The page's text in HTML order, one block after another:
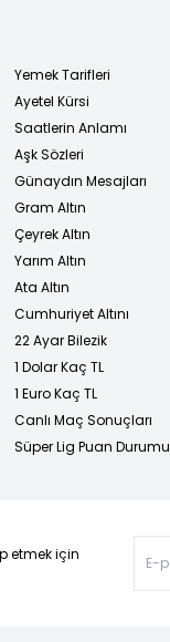
Yemek Tarifleri
Ayetel Kürsi
Saatlerin Anlamı
Aşk Sözleri
Günaydın Mesajları
Gram Altın
Çeyrek Altın
Yarım Altın
Ata Altın
Cumhuriyet Altını
22 Ayar Bilezik
1 Dolar Kaç TL
1 Euro Kaç TL
Canlı Maç Sonuçları
Süper Lig Puan Durumu
etmek için